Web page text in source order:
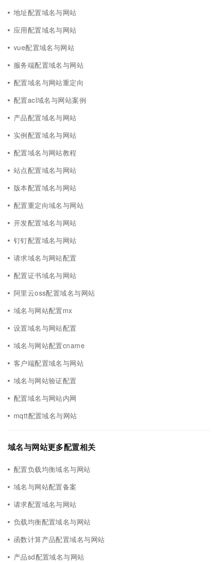
地址配置域名与网站
应用配置域名与网站
vue配置域名与网站
服务端配置域名与网站
配置域名与网站重定向
配置acl域名与网站案例
产品配置域名与网站
实例配置域名与网站
配置域名与网站教程
站点配置域名与网站
版本配置域名与网站
配置重定向域名与网站
开发配置域名与网站
钉钉配置域名与网站
请求域名与网站配置
配置证书域名与网站
阿里云oss配置域名与网站
域名与网站配置mx
设置域名与网站配置
域名与网站配置cname
客户端配置域名与网站
域名与网站验证配置
配置域名与网站内网
mqtt配置域名与网站
域名与网站更多配置相关
配置负载均衡域名与网站
域名与网站配置备案
请求配置域名与网站
负载均衡配置域名与网站
函数计算产品配置域名与网站
产品sd配置域名与网站